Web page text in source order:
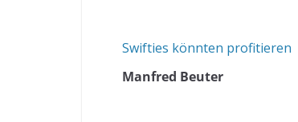
Swifties könnten profitieren
Manfred Beuter